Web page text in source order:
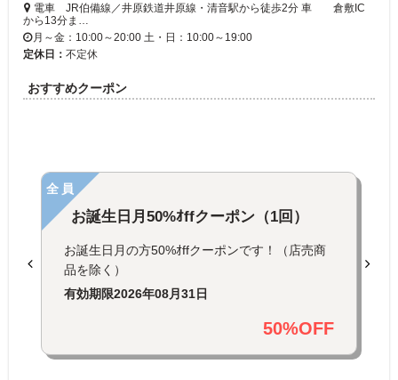
電車 JR伯備線／井原鉄道井原線・清音駅から徒歩2分 車 倉敷IC
から13分ま…
月～金：10:00～20:00 土・日：10:00～19:00
定休日： 不定休
おすすめクーポン
全員
お誕生日月50%ｵffクーポン（1回）
お誕生日月の方50%ｵffクーポンです！（店売商
品を除く）
有効期限2026年08月31日
50%OFF